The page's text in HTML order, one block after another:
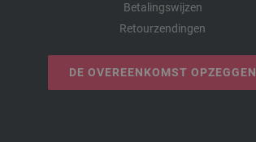
Betalingswijzen
Retourzendingen
DE OVEREENKOMST OPZEGGEN